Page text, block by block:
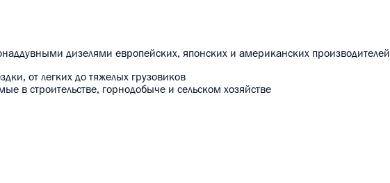
дизелями европейских, японских и американских производителей
от легких до тяжелых грузовиков
в строительстве, горнодобыче и сельском хозяйстве